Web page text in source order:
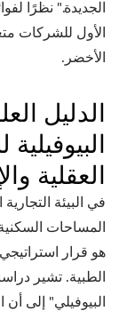
الجديدة." نظرًا
الأول للشركات
الأخضر.
الدليل
العقلية
في البيئة
المساحات
هو قرار
الطبية. تشير
البيوفيلي" إلى